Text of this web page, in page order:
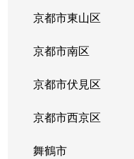
京都市東山区
京都市南区
京都市伏見区
京都市西京区
舞鶴市